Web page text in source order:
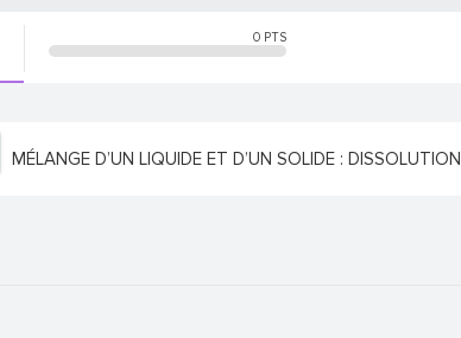
0 PTS
MÉLANGE D’UN LIQUIDE ET D’UN SOLIDE : DISSOLUTION